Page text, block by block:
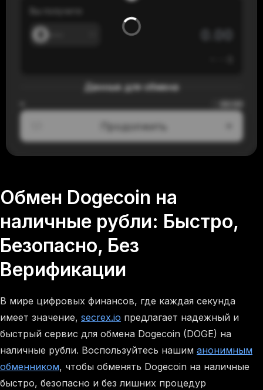
Данные для обмена
Продолжить
Обмен Dogecoin на
наличные рубли: Быстро,
Безопасно, Без
Верификации
В мире цифровых финансов, где каждая секунда
имеет значение, secrex.io предлагает надежный и
быстрый сервис для обмена Dogecoin (DOGE) на
наличные рубли. Воспользуйтесь нашим анонимным
обменником, чтобы обменять Dogecoin на наличные
быстро, безопасно и без лишних процедур